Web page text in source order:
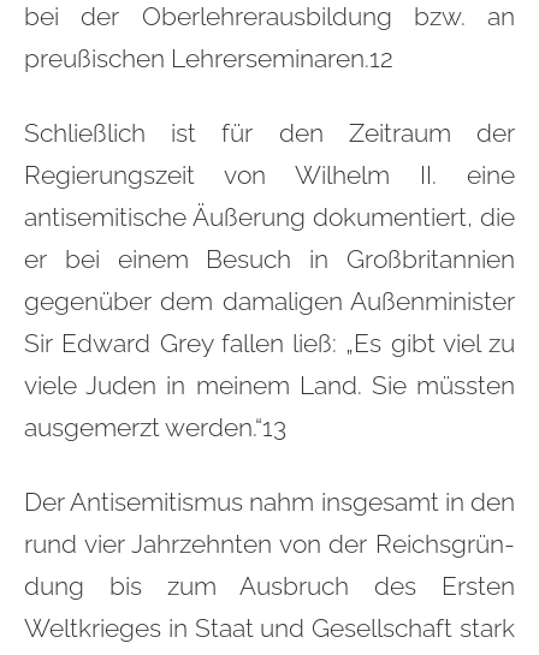
bei der Oberlehrerausbildung bzw. an
preußischen Lehrerseminaren.12
Schließlich ist für den Zeitraum der
Regierungszeit von Wilhelm II. eine
antisemitische Äußerung dokumentiert, die
er bei einem Besuch in Großbritannien
gegenüber dem damaligen Außenminister
Sir Edward Grey fallen ließ: „Es gibt viel zu
viele Juden in meinem Land. Sie müssten
ausgemerzt werden.“13
Der Antisemitismus nahm insgesamt in den
rund vier Jahrzehnten von der Reichsgrün-
dung bis zum Ausbruch des Ersten
Weltkrieges in Staat und Gesellschaft stark